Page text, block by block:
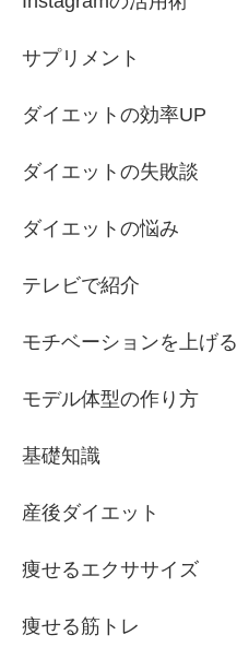
サプリメント
ダイエットの効率UP
ダイエットの失敗談
ダイエットの悩み
テレビで紹介
モチベーションを上げる
モデル体型の作り方
基礎知識
産後ダイエット
痩せるエクササイズ
痩せる筋トレ